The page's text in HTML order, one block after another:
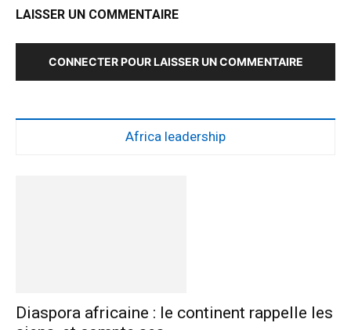
LAISSER UN COMMENTAIRE
CONNECTER POUR LAISSER UN COMMENTAIRE
Africa leadership
Diaspora africaine : le continent rappelle les